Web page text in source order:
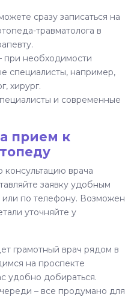
сразу записаться на
травматолога в
при необходимости
специалисты, например,
хирург.
и современные
прием к
консультацию врача
заявку удобным
или по телефону. Возможен
уточняйте у
грамотный врач рядом в
на проспекте
удобно добираться.
– все продумано для